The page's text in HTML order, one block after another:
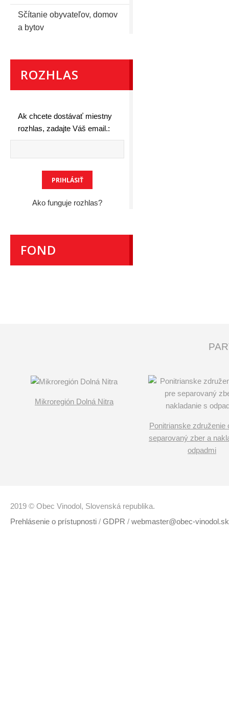
Sčítanie obyvateľov, domov
a bytov
ROZHLAS
Ak chcete dostávať miestny
rozhlas, zadajte Váš email.:
Ako funguje rozhlas?
FOND
Mikroregión Dolná Nitra
Ponitrianske združenie
separovaný zber a
odpadmi
2019 © Obec Vinodol, Slovenská republika.
Prehlásenie o prístupnosti / GDPR / webmaster@obec-vinodol.sk